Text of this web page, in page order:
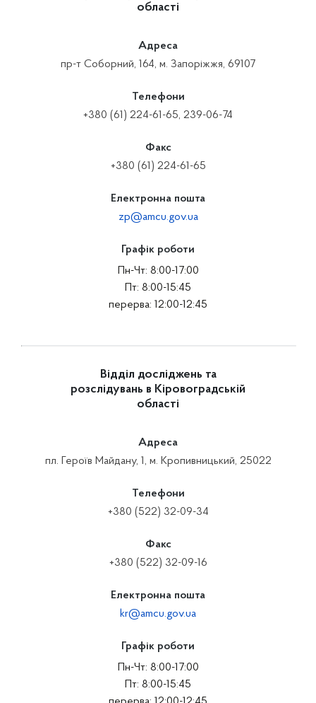
області
Адреса
пр-т Соборний, 164, м. Запоріжжя, 69107
Телефони
+380 (61) 224-61-65, 239-06-74
Факс
+380 (61) 224-61-65
Електронна пошта
zp@amcu.gov.ua
Графік роботи
Пн-Чт: 8:00-17:00
Пт: 8:00-15:45
перерва: 12:00-12:45
Відділ досліджень та
розслідувань в Кіровоградській
області
Адреса
пл. Героїв Майдану, 1, м. Кропивницький, 25022
Телефони
+380 (522) 32-09-34
Факс
+380 (522) 32-09-16
Електронна пошта
kr@amcu.gov.ua
Графік роботи
Пн-Чт: 8:00-17:00
Пт: 8:00-15:45